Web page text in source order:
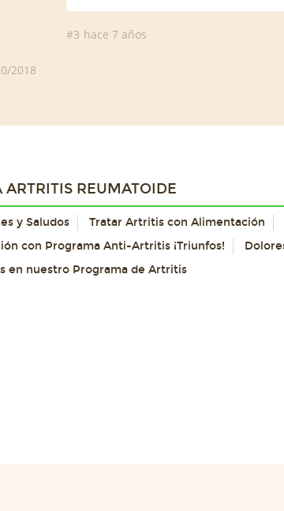
2018
#3 hace 7 años
ARTRITIS REUMATOIDE
y Saludos Tratar Artritis con Alimentación
con Programa Anti-Artritis ¡Triunfos!
en nuestro Programa de Artritis